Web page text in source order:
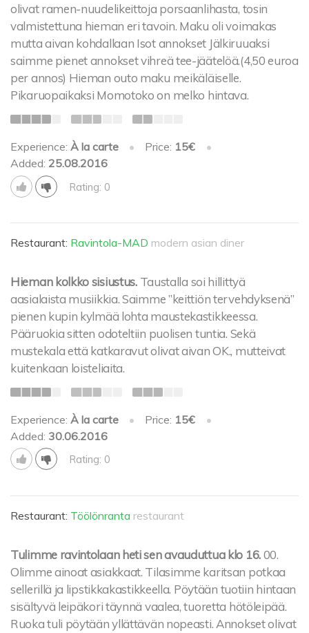
olivat ramen-nuudelikeittoja porsaanlihasta, tosin
valmistettuna hieman eri tavoin. Maku oli voimakas
mutta aivan kohdallaan Isot annokset Jälkiruuaksi
saimme pienet annokset vihreä tee-jäätelöä.(4,50 euroa
per annos) Hieman outo maku meikäläiselle.
Pikaruopaikaksi Momotoko on melko hintava.
Experience: À la carte • Price: 15€
•
Added: 25.08.2016
Rating: 0
Restaurant: Ravintola-MAD modern asian diner
Hieman kolkko sisiustus. Taustalla soi hillittyä
aasialaista musiikkia. Saimme ”keittiön tervehdyksenä”
pienen kupin kylmää lohta maustekastikkeessa.
Pääruokia sitten odoteltiin puolisen tuntia. Sekä
mustekala että katkaravut olivat aivan OK., mutteivat
kuitenkaan loisteliaita.
Experience: À la carte • Price: 15€
•
Added: 30.06.2016
Rating: 0
Restaurant: Töölönranta restaurant
Tulimme ravintolaan heti sen avauduttua klo 16.00.
Olimme ainoat asiakkaat. Tilasimme karitsan potkaa
sellerillä ja lipstikkakastikkeella. Pöytään tuotiin hintaan
sisältyvä leipäkori täynnä vaalea, tuoretta hötöleipää.
Ruoka tuli pöytään yllättävän nopeasti. Annokset olivat